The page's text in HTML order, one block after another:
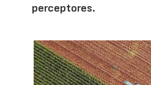
perceptores.